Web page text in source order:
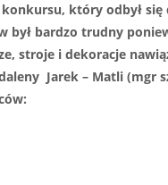
konkursu, który odbył
był bardzo trudny
stroje i dekoracje
Jarek – Matli